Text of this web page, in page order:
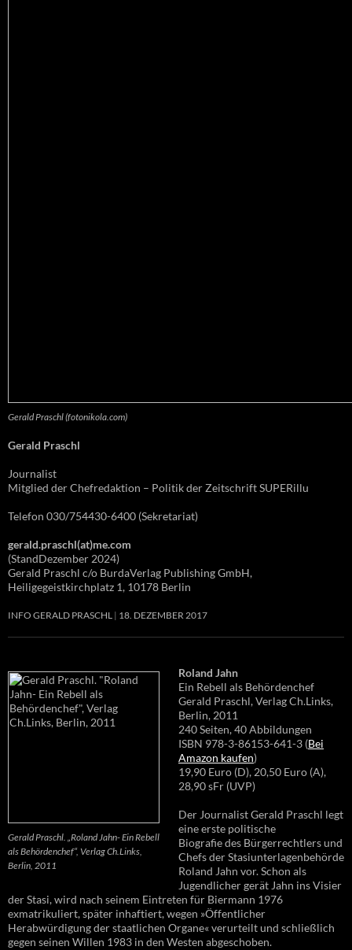
Gerald Praschl (fotonikola.com)
Gerald Praschl
Journalist
Mitglied der Chefredaktion – Politik der Zeitschrift SUPERillu
Telefon 030/754430-6400 (Sekretariat)
gerald.praschl(at)me.com
(StandDezember 2024)
Gerald Praschl c/o BurdaVerlag Publishing GmbH,
Heiligegeistkirchplatz 1, 10178 Berlin
INFO GERALD PRASCHL 18. DEZEMBER 2017
Gerald Praschl. „Roland Jahn- Ein Rebell
als Behördenchef“, Verlag Ch.Links,
Berlin, 2011
Roland Jahn
Ein Rebell als Behördenchef
Gerald Praschl, Verlag Ch.Links,
Berlin, 2011
240 Seiten, 40 Abbildungen
ISBN 978-3-86153-641-3 (Bei
Amazon kaufen)
19,90 Euro (D), 20,50 Euro (A),
28,90 sFr (UVP)
Der Journalist Gerald Praschl legt
eine erste politische
Biografie des Bürgerrechtlers und
Chefs der Stasiunterlagenbehörde
Roland Jahn vor. Schon als
Jugendlicher gerät Jahn ins Visier
der Stasi, wird nach seinem Eintreten für Biermann 1976
exmatrikuliert, später inhaftiert, wegen »Öffentlicher
Herabwürdigung der staatlichen Organe« verurteilt und schließlich
gegen seinen Willen 1983 in den Westen abgeschoben.